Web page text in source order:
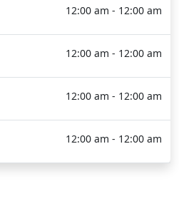
12:00 am - 12:00 am
12:00 am - 12:00 am
12:00 am - 12:00 am
12:00 am - 12:00 am